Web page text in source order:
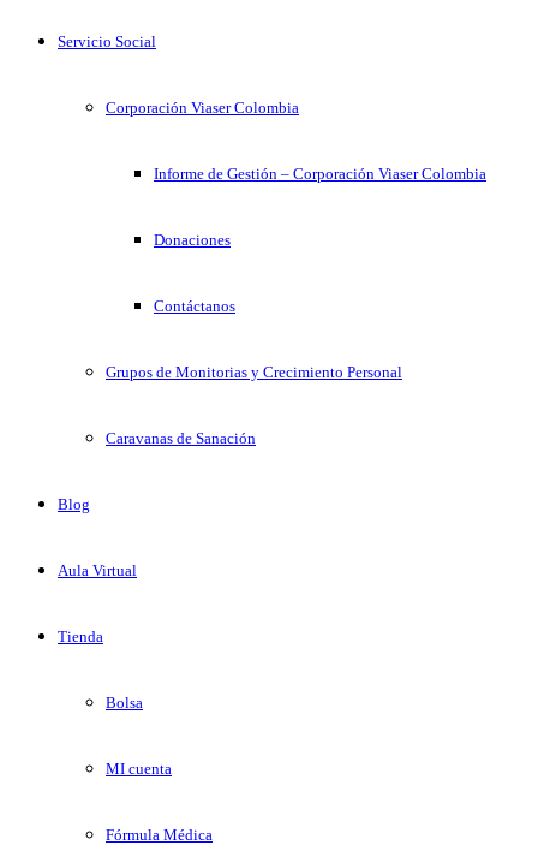
Servicio Social
Corporación Viaser Colombia
Informe de Gestión – Corporación Viaser Colombia
Donaciones
Contáctanos
Grupos de Monitorias y Crecimiento Personal
Caravanas de Sanación
Blog
Aula Virtual
Tienda
Bolsa
MI cuenta
Fórmula Médica